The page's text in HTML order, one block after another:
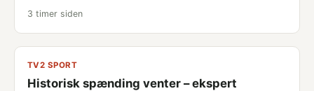
3 timer siden
TV2 SPORT
Historisk spænding venter – ekspert